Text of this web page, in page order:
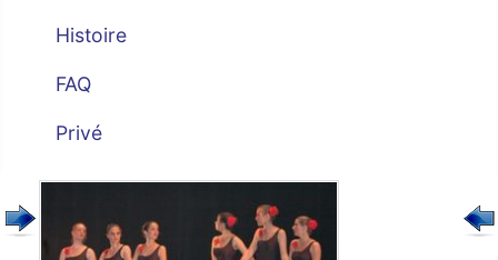
Histoire
FAQ
Privé